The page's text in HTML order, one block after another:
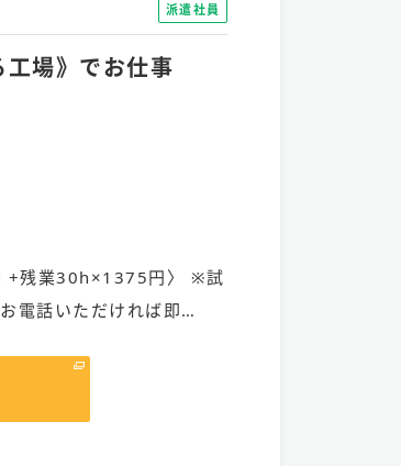
派遣社員
場》でお仕事
残業30h×1375円〉 ※試
電話いただければ即…